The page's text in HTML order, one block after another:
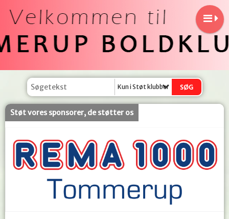
Kun i Støt klubben
Støt vores sponsorer, de støtter os